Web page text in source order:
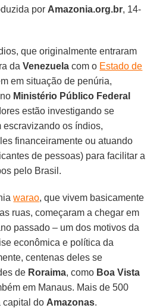
por Amazonia.org.br, 14-
que originalmente entraram
daVenezuela com o Estado de
em situação de penúria,
Ministério Público Federal
estão investigando se
escravizando os índios,
financeiramente ou atuando
de pessoas) para facilitar a
pelo Brasil.
warao, que vivem basicamente
ruas, começaram a chegar em
passado – um dos motivos da
econômica e política da
centenas deles se
de Roraima, como Boa Vista
em Manaus. Mais de 500
capital do Amazonas.